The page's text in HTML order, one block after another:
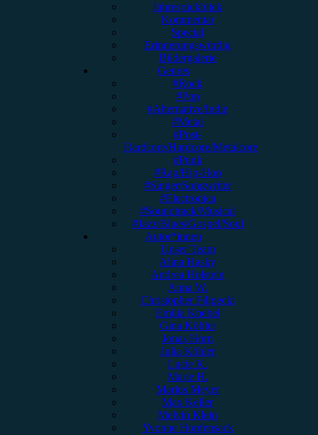
Jahresrückblick
Kommentar
Special
Erinnerungswürdig
Bildergalerie
Genres
#Rock
#Pop
#Alternative/Indie
#Metal
#Post-
Hardcore/Hardcore/Metalcore
#Punk
#Rap/Hip-Hop
#Singer/Songwriter
#Electronica
#Soundtrack/Musical
#Jazz/Blues/Gospel/Soul
Autor*innen
Unser Team
Alina Hasky
Andrea Holstein
Anna W.
Christopher Filipecki
Emilia Knebel
Gina Köhler
Jonas Horn
Julia Köhler
Lucie K.
Marie H.
Marius Meyer
Max Keller
Melvin Klein
Yvonne Hopfensack